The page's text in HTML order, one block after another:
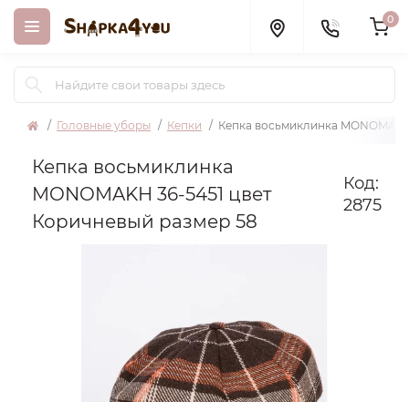
0
Головные уборы Кепки Кепка восьмиклинка
Кепка восьмиклинка
MONOMAKH 36-5451 цвет
Коричневый размер 58
Код:
2875